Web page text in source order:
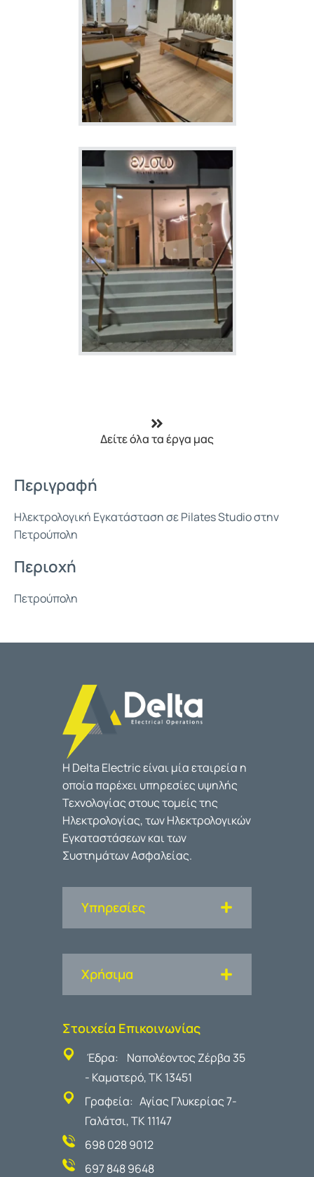
Περιγραφή
Ηλεκτρολογική Εγκατάσταση σε Pilates Studio στην
Πετρούπολη
Περιοχή
Πετρούπολη
Δείτε όλα τα έργα μας
Η Delta Electric είναι μία εταιρεία η
οποία παρέχει υπηρεσίες υψηλής
Τεχνολογίας στους τομείς της
Ηλεκτρολογίας, των Ηλεκτρολογικών
Εγκαταστάσεων και των
Συστημάτων Ασφαλείας.
Υπηρεσίες
Χρήσιμα
Στοιχεία Επικοινωνίας
Έδρα: Ναπολέοντος Ζέρβα 35
- Καματερό, ΤΚ 13451
Γραφεία: Αγίας Γλυκερίας 7-
Γαλάτσι, ΤΚ 11147
698 028 9012
697 848 9648